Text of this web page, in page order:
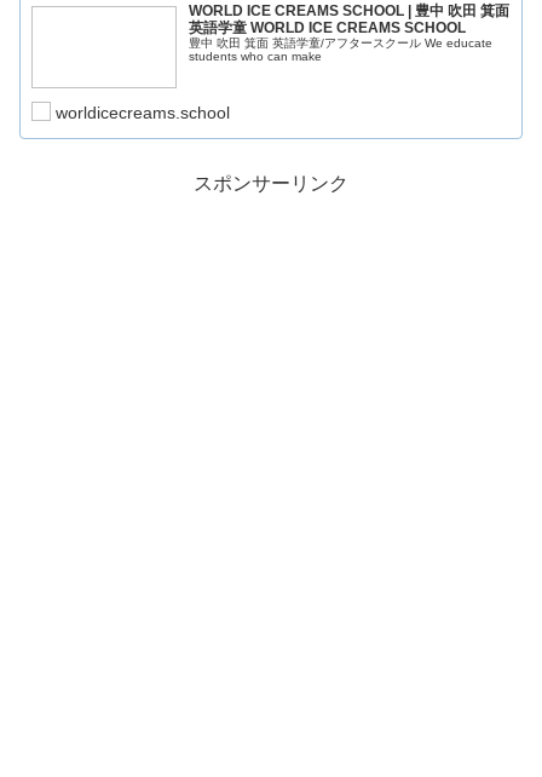
WORLD ICE CREAMS SCHOOL | 豊中 吹田 箕面
英語学童 WORLD ICE CREAMS SCHOOL
豊中 吹田 箕面 英語学童/アフタースクール We educate
students who can make
worldicecreams.school
スポンサーリンク